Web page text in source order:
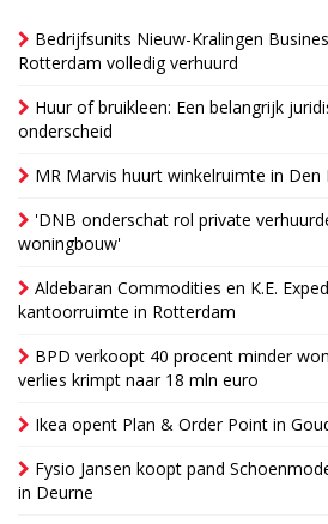
Bedrijfsunits Nieuw-Kralingen
Rotterdam volledig verhuurd
Huur of bruikleen: Een belangrijk
onderscheid
MR Marvis huurt winkelruimte in Den
'DNB onderschat rol private
woningbouw'
Aldebaran Commodities en K.E.
kantoorruimte in Rotterdam
BPD verkoopt 40 procent minder
verlies krimpt naar 18 mln euro
Ikea opent Plan & Order Point in
Fysio Jansen koopt pand
in Deurne